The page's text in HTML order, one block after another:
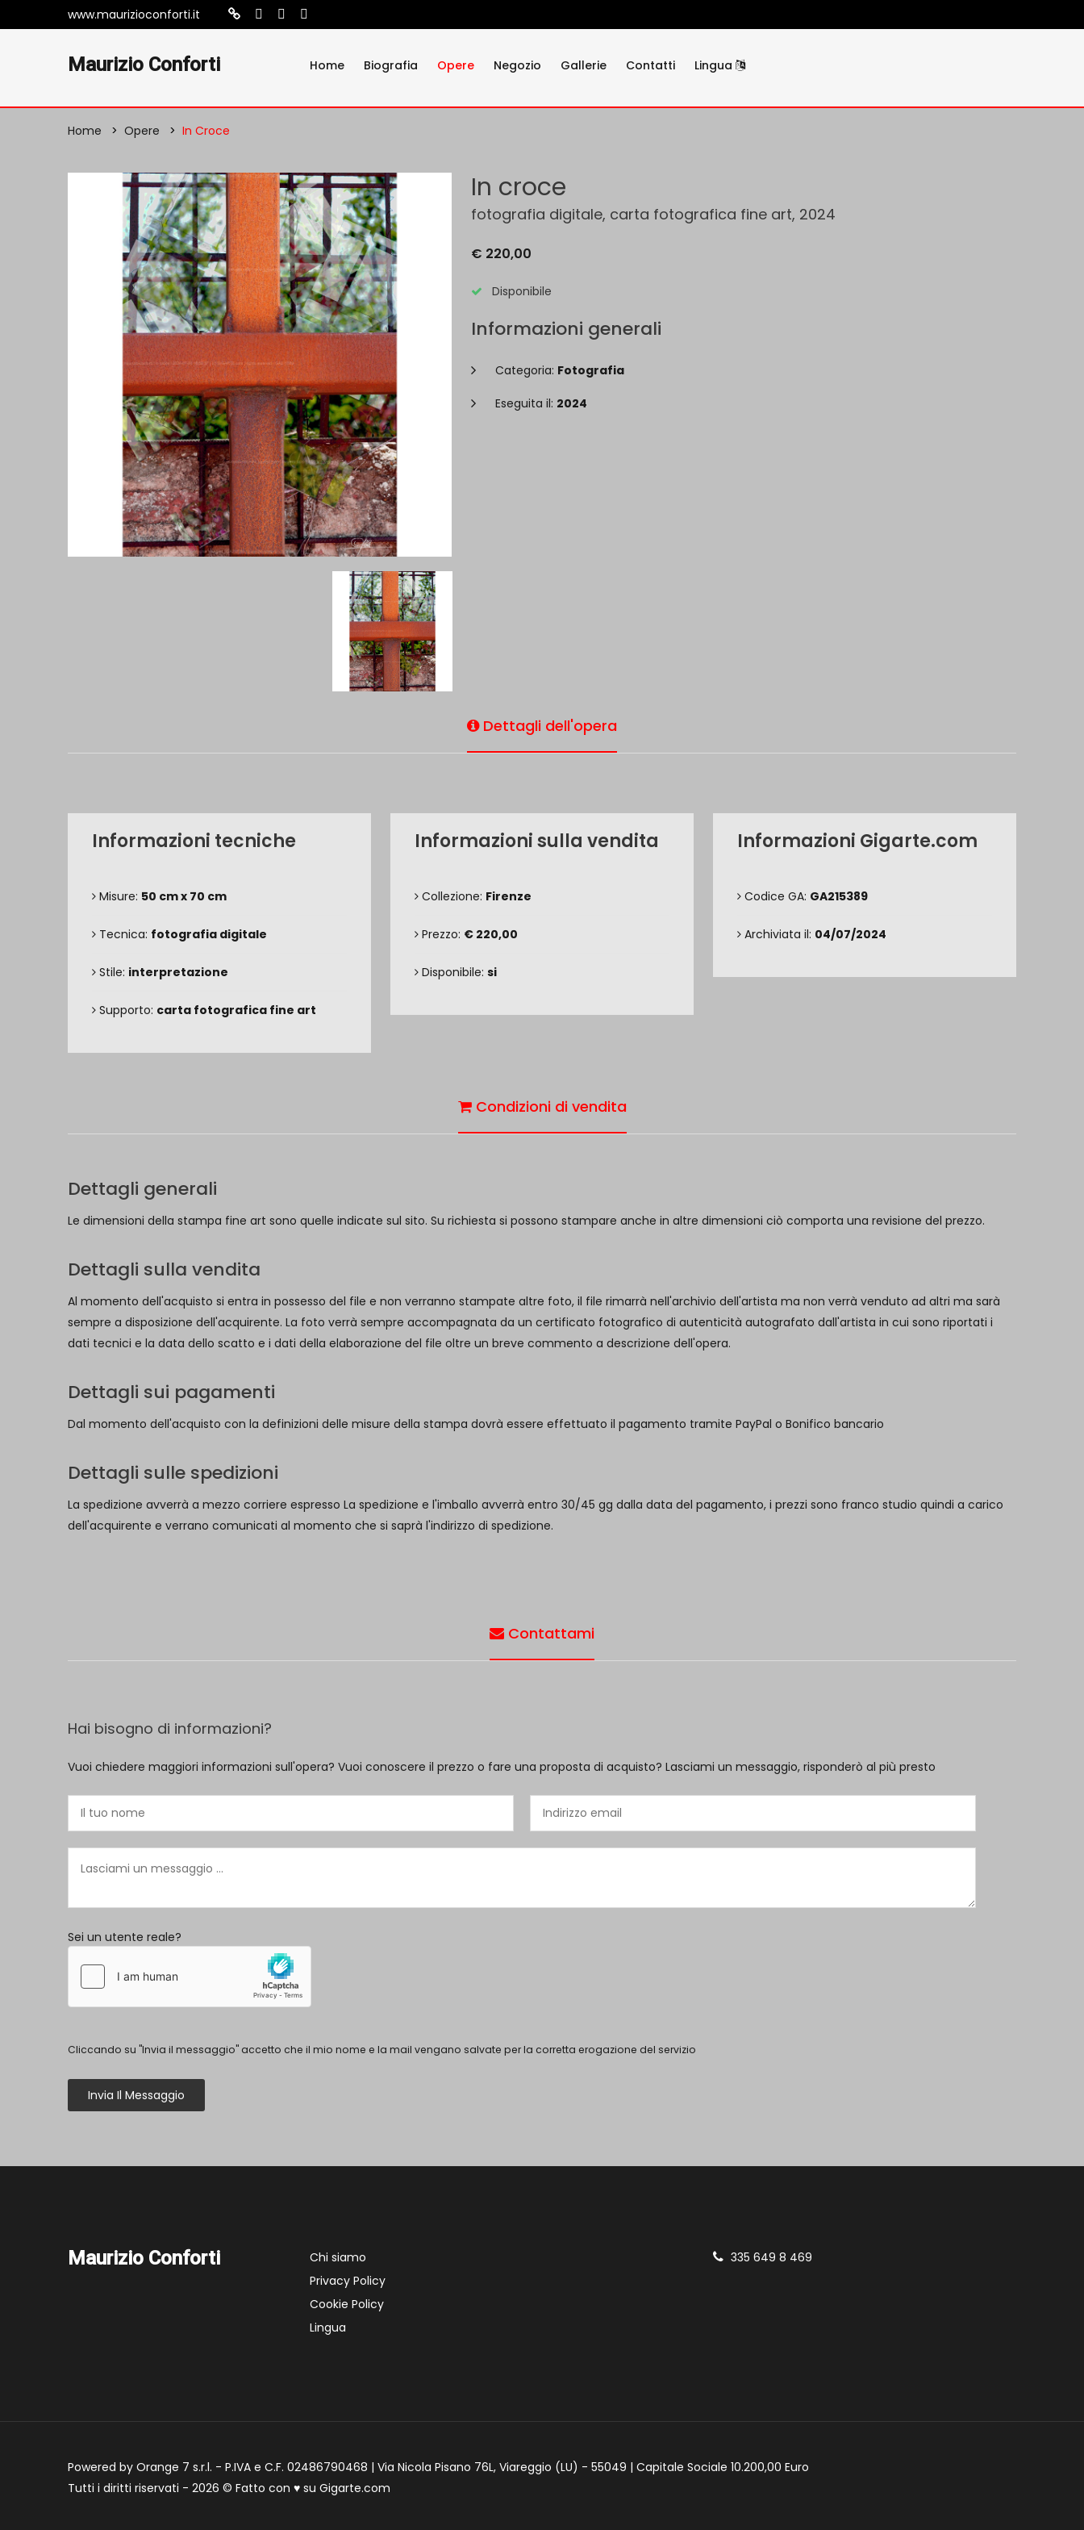
www.maurizioconforti.it
Maurizio Conforti Home Biografia Opere Negozio Gallerie Contatti Lingua
Home Opere In Croce
In croce
fotografia digitale, carta fotografica fine art, 2024
€ 220,00
Disponibile
Informazioni generali
Categoria: Fotografia
Eseguita il: 2024
Dettagli dell'opera
Informazioni tecniche
Misure: 50 cm x 70 cm
Tecnica: fotografia digitale
Stile: interpretazione
Supporto: carta fotografica fine art
Informazioni sulla vendita
Collezione: Firenze
Prezzo: € 220,00
Disponibile: si
Informazioni Gigarte.com
Codice GA: GA215389
Archiviata il: 04/07/2024
Condizioni di vendita
Dettagli generali
Le dimensioni della stampa fine art sono quelle indicate sul sito. Su richiesta si possono stampare anche in altre dimensioni ciò comporta una revisione del prezzo.
Dettagli sulla vendita
Al momento dell'acquisto si entra in possesso del file e non verranno stampate altre foto, il file rimarrà nell'archivio dell'artista ma non verrà venduto ad altri ma sarà
sempre a disposizione dell'acquirente. La foto verrà sempre accompagnata da un certificato fotografico di autenticità autografato dall'artista in cui sono riportati i
dati tecnici e la data dello scatto e i dati della elaborazione del file oltre un breve commento a descrizione dell'opera.
Dettagli sui pagamenti
Dal momento dell'acquisto con la definizioni delle misure della stampa dovrà essere effettuato il pagamento tramite PayPal o Bonifico bancario
Dettagli sulle spedizioni
La spedizione avverrà a mezzo corriere espresso La spedizione e l'imballo avverrà entro 30/45 gg dalla data del pagamento, i prezzi sono franco studio quindi a carico
dell'acquirente e verrano comunicati al momento che si saprà l'indirizzo di spedizione.
Contattami
Hai bisogno di informazioni?
Vuoi chiedere maggiori informazioni sull'opera? Vuoi conoscere il prezzo o fare una proposta di acquisto? Lasciami un messaggio, risponderò al più presto
Sei un utente reale?
Cliccando su "Invia il messaggio" accetto che il mio nome e la mail vengano salvate per la corretta erogazione del servizio
Invia Il Messaggio
Maurizio Conforti
Chi siamo
Privacy Policy
Cookie Policy
Lingua
335 649 8 469
Powered by Orange 7 s.r.l. - P.IVA e C.F. 02486790468 | Via Nicola Pisano 76L, Viareggio (LU) - 55049 | Capitale Sociale 10.200,00 Euro
Tutti i diritti riservati - 2026 © Fatto con ♥ su Gigarte.com